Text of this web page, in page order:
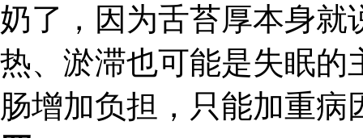
奶了，因为舌苔厚本身就
热、淤滞也可能是失眠的
肠增加负担，只能加重